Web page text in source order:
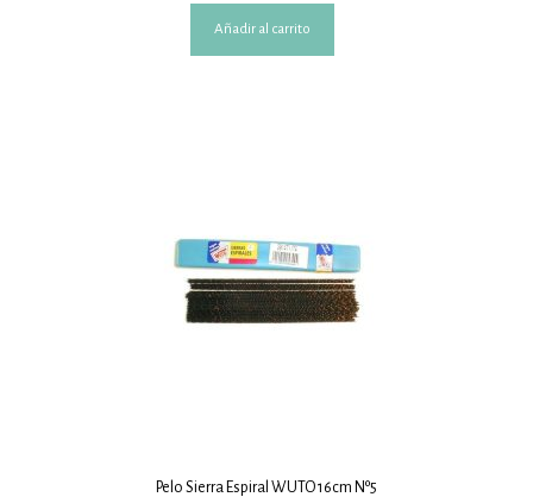
Añadir al carrito
Pelo Sierra Espiral WUTO 16cm Nº5